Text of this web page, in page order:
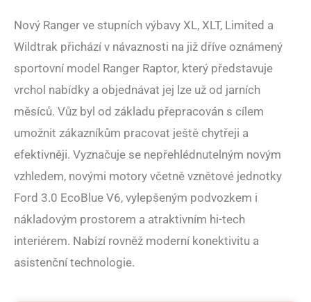
Nový Ranger ve stupních výbavy XL, XLT, Limited a
Wildtrak přichází v návaznosti na již dříve oznámený
sportovní model Ranger Raptor, který představuje
vrchol nabídky a objednávat jej lze už od jarních
měsíců. Vůz byl od základu přepracován s cílem
umožnit zákazníkům pracovat ještě chytřeji a
efektivněji. Vyznačuje se nepřehlédnutelným novým
vzhledem, novými motory včetně vznětové jednotky
Ford 3.0 EcoBlue V6, vylepšeným podvozkem i
nákladovým prostorem a atraktivním hi-tech
interiérem. Nabízí rovněž moderní konektivitu a
asistenční technologie.